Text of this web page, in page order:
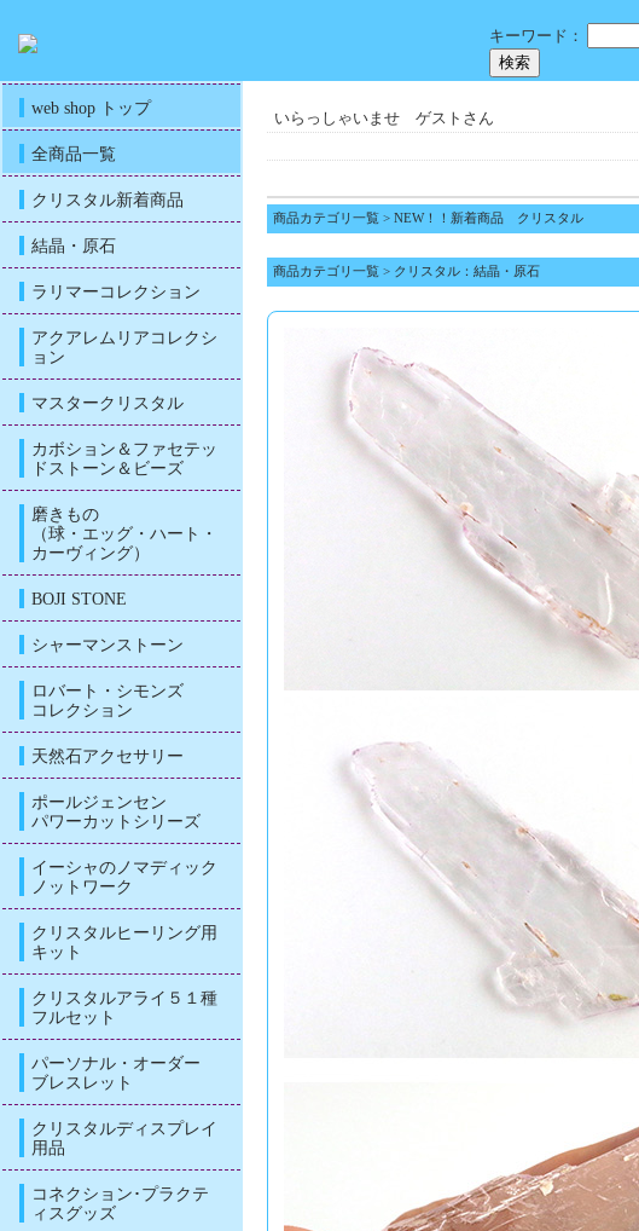
キーワード：
web shop トップ
全商品一覧
クリスタル新着商品
結晶・原石
ラリマーコレクション
アクアレムリアコレクシ
ョン
マスタークリスタル
カボション＆ファセテッ
ドストーン＆ビーズ
磨きもの
（球・エッグ・ハート・
カーヴィング）
BOJI STONE
シャーマンストーン
ロバート・シモンズ
コレクション
天然石アクセサリー
ポールジェンセン
パワーカットシリーズ
イーシャのノマディック
ノットワーク
クリスタルヒーリング用
キット
クリスタルアライ５１種
フルセット
パーソナル・オーダー
ブレスレット
クリスタルディスプレイ
用品
コネクション･プラクテ
ィスグッズ
いらっしゃいませ ゲストさん
商品カテゴリ一覧 > NEW！！新着商品 クリスタル
商品カテゴリ一覧 > クリスタル：結晶・原石